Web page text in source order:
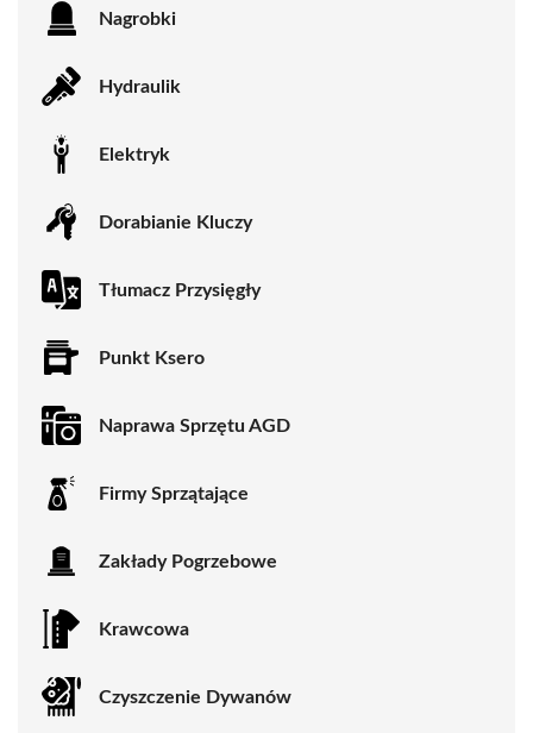
Nagrobki
Hydraulik
Elektryk
Dorabianie Kluczy
Tłumacz Przysięgły
Punkt Ksero
Naprawa Sprzętu AGD
Firmy Sprzątające
Zakłady Pogrzebowe
Krawcowa
Czyszczenie Dywanów